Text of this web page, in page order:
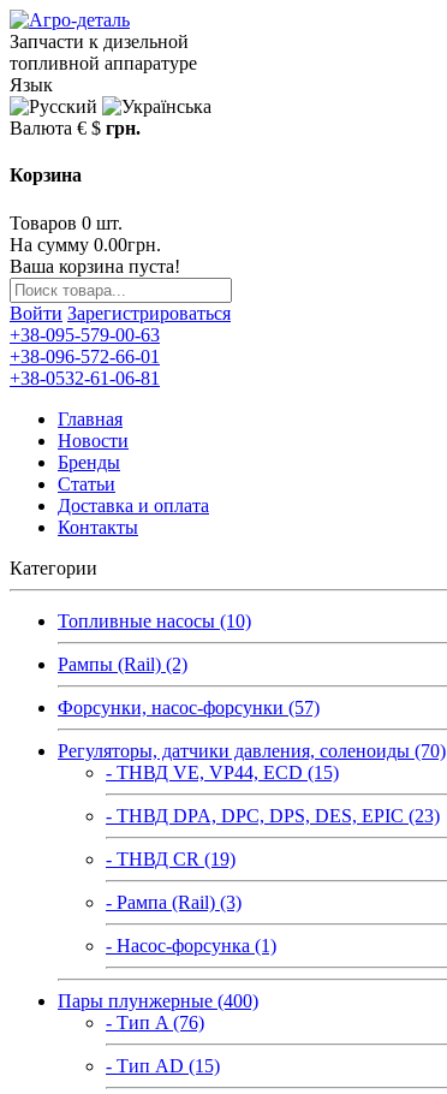
Запчасти к дизельной
топливной аппаратуре
Язык
Валюта € $ грн.
Корзина
Товаров 0 шт.
На сумму 0.00грн.
Ваша корзина пуста!
Войти Зарегистрироваться
+38-095-579-00-63
+38-096-572-66-01
+38-0532-61-06-81
Главная
Новости
Бренды
Статьи
Доставка и оплата
Контакты
Категории
Топливные насосы (10)
Рампы (Rail) (2)
Форсунки, насос-форсунки (57)
Регуляторы, датчики давления, соленоиды (70)
- ТНВД VE, VP44, ECD (15)
- ТНВД DPA, DPC, DPS, DES, EPIC (23)
- ТНВД CR (19)
- Рампа (Rail) (3)
- Насос-форсунка (1)
Пары плунжерные (400)
- Тип A (76)
- Тип AD (15)